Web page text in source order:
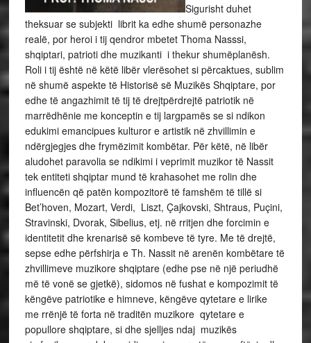
Sigurisht duhet
theksuar se subjekti librit ka edhe shumë personazhe
realë, por heroi i tij qendror mbetet Thoma Nasssi,
shqiptari, patrioti dhe muzikanti i thekur shumëplanësh.
Roli i tij është në këtë libër vlerësohet si përcaktues, sublim
në shumë aspekte të Historisë së Muzikës Shqiptare, por
edhe të angazhimit të tij të drejtpërdrejtë patriotik në
marrëdhënie me konceptin e tij largpamës se si ndikon
edukimi emancipues kulturor e artistik në zhvillimin e
ndërgjegjes dhe frymëzimit kombëtar. Për këtë, në libër
aludohet paravolia se ndikimi i veprimit muzikor të Nassit
tek entiteti shqiptar mund të krahasohet me rolin dhe
influencën që patën kompozitorë të famshëm të tillë si
Bet’hoven, Mozart, Verdi, Liszt, Çajkovski, Shtraus, Puçini,
Stravinski, Dvorak, Sibelius, etj. në rritjen dhe forcimin e
identitetit dhe krenarisë së kombeve të tyre. Me të drejtë,
sepse edhe përfshirja e Th. Nassit në arenën kombëtare të
zhvillimeve muzikore shqiptare (edhe pse në një periudhë
më të vonë se gjetkë), sidomos në fushat e kompozimit të
këngëve patriotike e himneve, këngëve qytetare e lirike
me rrënjë të forta në traditën muzikore qytetare e
popullore shqiptare, si dhe sjelljes ndaj muzikës